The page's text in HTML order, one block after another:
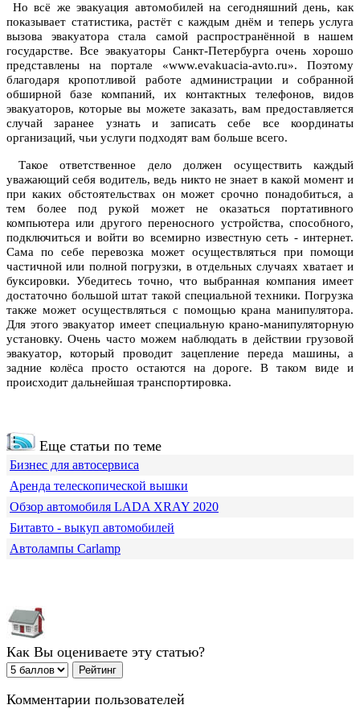
Но всё же эвакуация автомобилей на сегодняшний день, как
показывает статистика, растёт с каждым днём и теперь услуга
вызова эвакуатора стала самой распространённой в нашем
государстве. Все эвакуаторы Санкт-Петербурга очень хорошо
представлены на портале «www.evakuacia-avto.ru». Поэтому
благодаря кропотливой работе администрации и собранной
обширной базе компаний, их контактных телефонов, видов
эвакуаторов, которые вы можете заказать, вам предоставляется
случай заранее узнать и записать себе все координаты
организаций, чьи услуги подходят вам больше всего.
Такое ответственное дело должен осуществить каждый
уважающий себя водитель, ведь никто не знает в какой момент и
при каких обстоятельствах он может срочно понадобиться, а
тем более под рукой может не оказаться портативного
компьютера или другого переносного устройства, способного,
подключиться и войти во всемирно известную сеть - интернет.
Сама по себе перевозка может осуществляться при помощи
частичной или полной погрузки, в отдельных случаях хватает и
буксировки. Убедитесь точно, что выбранная компания имеет
достаточно большой штат такой специальной техники. Погрузка
также может осуществляться с помощью крана манипулятора.
Для этого эвакуатор имеет специальную крано-манипуляторную
установку. Очень часто можем наблюдать в действии грузовой
эвакуатор, который проводит зацепление переда машины, а
задние колёса просто остаются на дороге. В таком виде и
происходит дальнейшая транспортировка.
Еще статьи по теме
Бизнес для автосервиса
Аренда телескопической вышки
Обзор автомобиля LADA XRAY 2020
Битавто - выкуп автомобилей
Автолампы Carlamp
Как Вы оцениваете эту статью?
Комментарии пользователей